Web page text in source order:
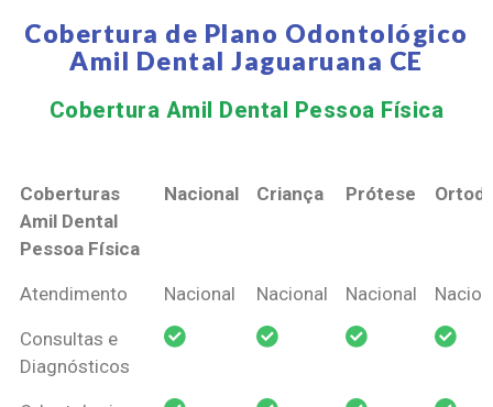
Cobertura de Plano Odontológico
Amil Dental Jaguaruana CE
Cobertura Amil Dental Pessoa Física​
Coberturas
Amil Dental
Pessoa Física
Nacional Criança Prótese
Coberturas
Pessoa Física
Nacional Criança Prótese
Atendimento Nacional Nacional Nacional
Consultas e
Diagnósticos